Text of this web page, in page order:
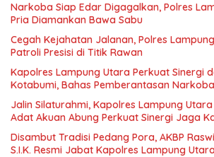
Narkoba Siap Edar Digagalkan, Polres
Pria Diamankan Bawa Sabu
Cegah Kejahatan Jalanan, Polres
Patroli Presisi di Titik Rawan
Kapolres Lampung Utara Perkuat Sinergi
Kotabumi, Bahas Pemberantasan
Jalin Silaturahmi, Kapolres Lampung
Adat Akuan Abung Perkuat Sinergi Jaga
Disambut Tradisi Pedang Pora, AKBP
S.I.K. Resmi Jabat Kapolres Lampung Utara